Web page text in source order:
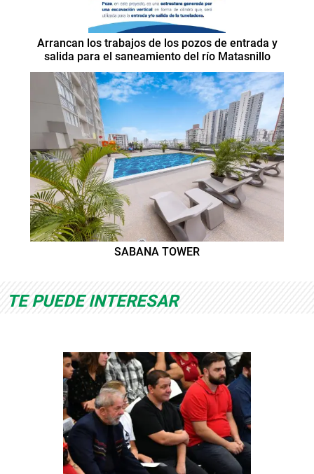
Arrancan los trabajos de los pozos de entrada y
salida para el saneamiento del río Matasnillo
SABANA TOWER
TE PUEDE INTERESAR